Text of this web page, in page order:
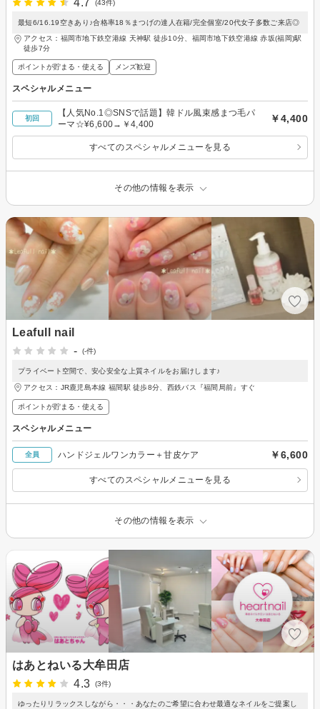
(43件)
最短6/16.19空きあり♪合格率18％まつげの達人在籍/完全個室/20代女子多数ご来店◎
アクセス：福岡市地下鉄空港線 天神駅 徒歩10分、福岡市地下鉄空港線 赤坂(福岡)駅
徒歩7分
ポイントが貯まる・使える メンズ歓迎
スペシャルメニュー
初回
【人気No.1◎SNSで話題】韓ドル風束感まつ毛パ
ーマ☆¥6,600→￥4,400
￥4,400
すべてのスペシャルメニューを見る
その他の情報を表示
Leafull nail
-
(-件)
プライベート空間で、安心安全な上質ネイルをお届けします♪
アクセス：JR鹿児島本線 福間駅 徒歩8分、西鉄バス『福間局前』すぐ
ポイントが貯まる・使える
スペシャルメニュー
全員 ハンドジェルワンカラー＋甘皮ケア ￥6,600
すべてのスペシャルメニューを見る
その他の情報を表示
はあとねいる大牟田店
4.3
(3件)
ゆったりリラックスしながら・・・あなたのご希望に合わせ最適なネイルをご提案し